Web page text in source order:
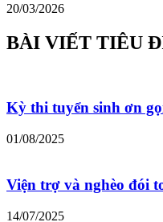
20/03/2026
BÀI VIẾT TIÊU
Kỳ thi tuyển sinh ơn
01/08/2025
Viện trợ và nghèo đói
14/07/2025